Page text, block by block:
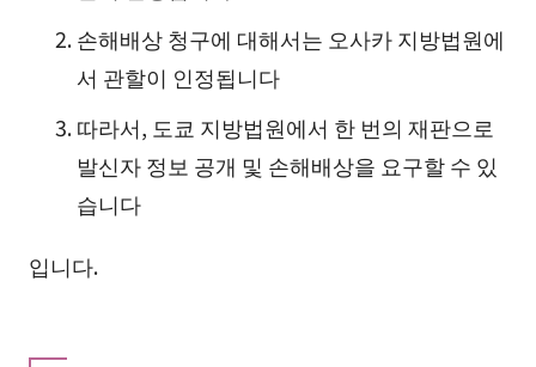
손해배상 청구에 대해서는 오사카 지방법원에
서 관할이 인정됩니다
따라서, 도쿄 지방법원에서 한 번의 재판으로
발신자 정보 공개 및 손해배상을 요구할 수 있
습니다
입니다.